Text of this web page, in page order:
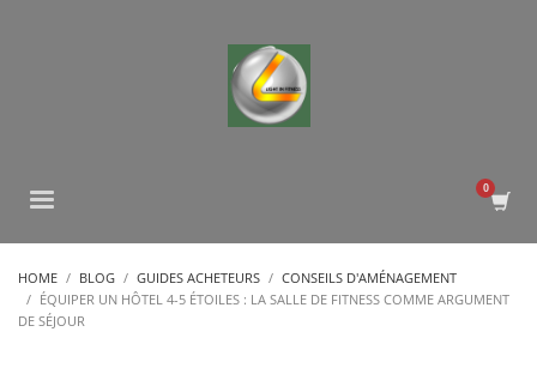
HOME BLOG GUIDES ACHETEURS
CONSEILS D'AMÉNAGEMENT
ÉQUIPER UN HÔTEL 4-5 ÉTOILES : LA SALLE DE FITNESS COMME ARGUMENT
DE SÉJOUR